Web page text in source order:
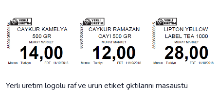
Yerli üretim logolu raf ve ürün etiket çıktılarını masaüstü